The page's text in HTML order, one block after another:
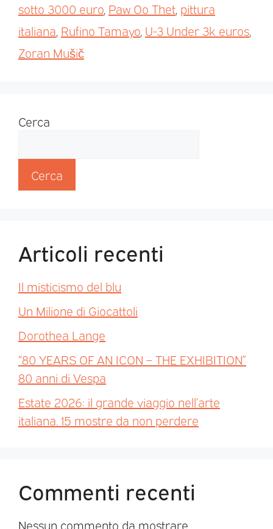
sotto 3000 euro Paw Oo Thet pittura
italiana Rufino Tamayo U-3 Under 3k euros
Zoran Mušič
Cerca
Cerca
Articoli recenti
Il misticismo del blu
Un Milione di Giocattoli
Dorothea Lange
“80 YEARS OF AN ICON – THE EXHIBITION”
80 anni di Vespa
Estate 2026: il grande viaggio nell’arte
italiana. 15 mostre da non perdere
Commenti recenti
Nessun commento da mostrare.